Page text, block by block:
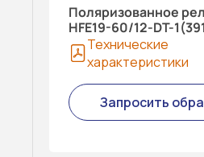
Поляризованное
HFE19-60/12-DT-
Технические
характеристики
Запросить